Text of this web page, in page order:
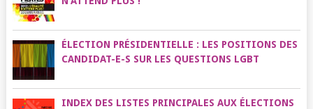
ÉLECTION PRÉSIDENTIELLE : LES POSITIONS DES
CANDIDAT-E-S SUR LES QUESTIONS LGBT
INDEX DES LISTES PRINCIPALES AUX ÉLECTIONS